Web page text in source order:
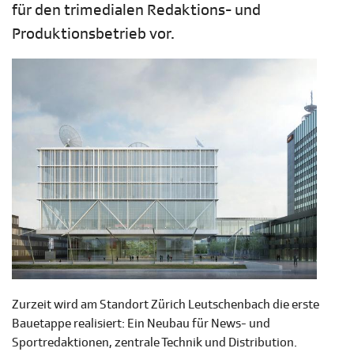
für den trimedialen Redaktions- und
Produktionsbetrieb vor.
Zurzeit wird am Standort Zürich Leutschenbach die erste
Bauetappe realisiert: Ein Neubau für News- und
Sportredaktionen, zentrale Technik und Distribution.